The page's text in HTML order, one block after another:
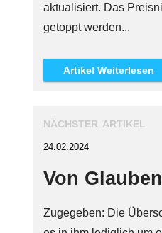
aktualisiert. Das
getoppt werden...
Artikel Weiterlesen
nächster artikel
24.02.2024
Von
Zugegeben: Die